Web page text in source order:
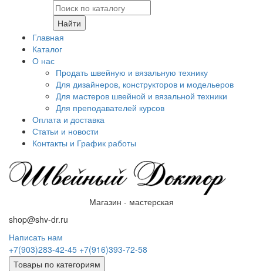
Найти
Главная
Каталог
О нас
Продать швейную и вязальную технику
Для дизайнеров, конструкторов и модельеров
Для мастеров швейной и вязальной техники
Для преподавателей курсов
Оплата и доставка
Статьи и новости
Контакты и График работы
Магазин - мастерская
shop@shv-dr.ru
Написать нам
+7(903)283-42-45 +7(916)393-72-58
Товары по категориям